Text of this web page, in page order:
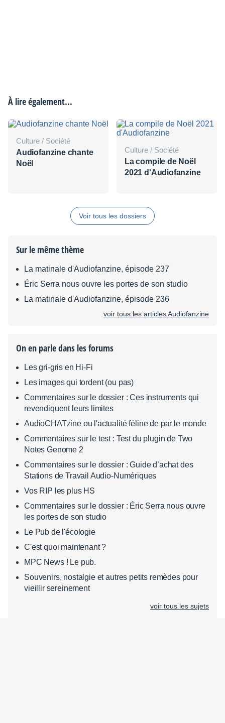
À lire également...
Culture / Société
Audiofanzine chante
Noël
Culture / Société
La compile de Noël
2021 d'Audiofanzine
Voir tous les dossiers
Sur le même thème
La matinale d'Audiofanzine, épisode 237
Éric Serra nous ouvre les portes de son studio
La matinale d'Audiofanzine, épisode 236
voir tous les articles Audiofanzine
On en parle dans les forums
Les gri-gris en Hi-Fi
Les images qui tordent (ou pas)
Commentaires sur le dossier : Ces instruments qui
revendiquent leurs limites
AudioCHATzine ou l'actualité féline de par le monde
Commentaires sur le test : Test du plugin de Two
Notes Genome 2
Commentaires sur le dossier : Guide d’achat des
Stations de Travail Audio-Numériques
Vos RIP les plus HS
Commentaires sur le dossier : Éric Serra nous ouvre
les portes de son studio
Le Pub de l'écologie
C'est quoi maintenant ?
MPC News ! Le pub.
Souvenirs, nostalgie et autres petits remèdes pour
vieillir sereinement
voir tous les sujets